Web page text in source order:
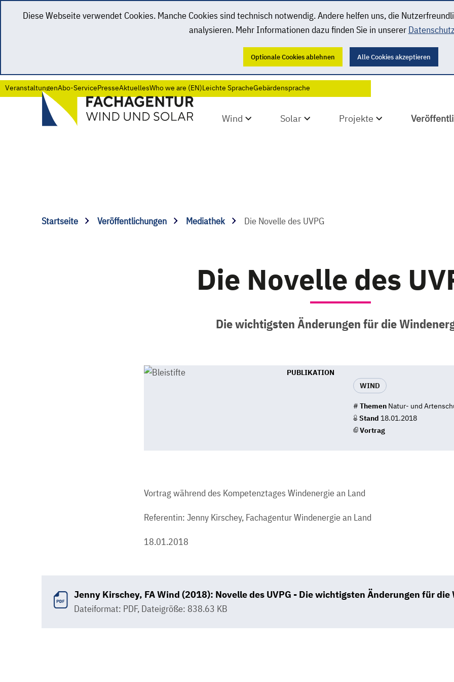
Diese Webseite verwendet Cookies. Manche Cookies sind technisch notwendig. Andere helfen uns, die
analysieren. Mehr Informationen dazu finden Sie in unserer
Optionale Cookies ablehnen Alle Cookies akzeptieren
VeranstaltungenAbo-ServicePresseAktuellesWho we are (EN)Leichte SpracheGebärdensprache
Wind Solar Projekte
Startseite Veröffentlichungen Mediathek Die Novelle des UVPG
Die Novelle des
Die wichtigsten Änderungen für die
PUBLIKATION
WIND
# Themen Natur- und
Stand 18.01.2018
Vortrag
Vortrag während des Kompetenztages Windenergie an Land
Referentin: Jenny Kirschey, Fachagentur Windenergie an Land
18.01.2018
Jenny Kirschey, FA Wind (2018): Novelle des UVPG - Die wichtigsten Änderungen für die
Dateiformat: PDF, Dateigröße: 838.63 KB